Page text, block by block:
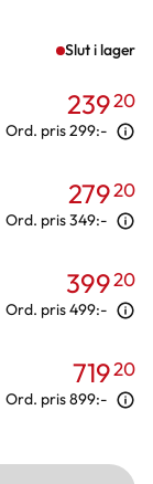
Slut i lager
23920
Ord. pris299:-
27920
Ord. pris349:-
39920
Ord. pris499:-
71920
Ord. pris899:-